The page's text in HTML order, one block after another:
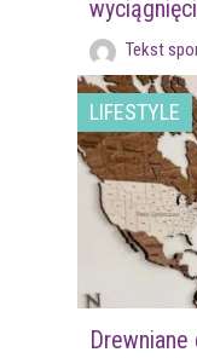
Tekst
LIFESTYLE